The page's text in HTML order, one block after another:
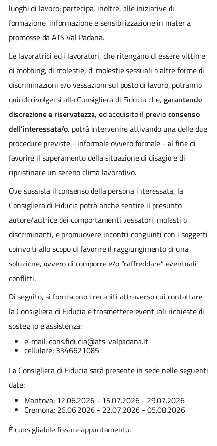
luoghi di lavoro; partecipa, inoltre, alle iniziative di
formazione, informazione e sensibilizzazione in materia
promosse da ATS Val Padana.
Le lavoratrici ed i lavoratori, che ritengano di essere vittime
di mobbing, di molestie, di molestie sessuali o altre forme di
discriminazioni e/o vessazioni sul posto di lavoro, potranno
quindi rivolgersi alla Consigliera di Fiducia che, garantendo
discrezione e riservatezza, ed acquisito il previoconsenso
dell’interessata/o, potrà intervenire attivando una delle due
procedure previste - informale ovvero formale - al fine di
favorire il superamento della situazione di disagio e di
ripristinare un sereno clima lavorativo.
Ove sussista il consenso della persona interessata, la
Consigliera di Fiducia potrà anche sentire il presunto
autore/autrice dei comportamenti vessatori, molesti o
discriminanti, e promuovere incontri congiunti con i soggetti
coinvolti allo scopo di favorire il raggiungimento di una
soluzione, ovvero di comporre e/o “raffreddare” eventuali
conflitti.
Di seguito, si forniscono i recapiti attraverso cui contattare
la Consigliera di Fiducia e trasmettere eventuali richieste di
sostegno e assistenza:
e-mail:cons.fiducia@ats-valpadana.it
cellulare: 3346621085
La Consigliera di Fiducia sarà presente in sede nelle seguenti
date:
Mantova: 12.06.2026 - 15.07.2026 - 29.07.2026
Cremona: 26.06.2026 - 22.07.2026 - 05.08.2026
È consigliabile fissare appuntamento.